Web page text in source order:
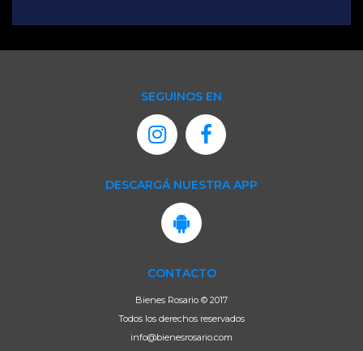
SEGUINOS EN
DESCARGÁ NUESTRA APP
CONTACTO
Bienes Rosario © 2017
Todos los derechos reservados
info@bienesrosario.com